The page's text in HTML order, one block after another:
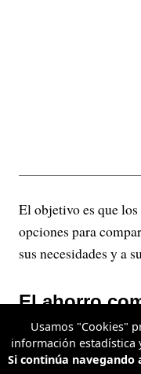
El objetivo es que
opciones para
sus necesidades y a
El ahorro
experiencia
Más allá de ofrecer
Usamos "Cookies"
información estadística
Si continúa navegando